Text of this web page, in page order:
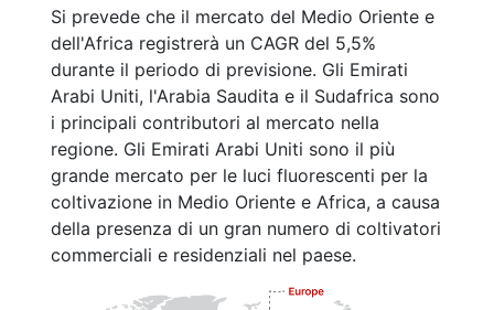
Si prevede che il mercato del Medio Oriente e
dell'Africa registrerà un CAGR del 5,5%
durante il periodo di previsione. Gli Emirati
Arabi Uniti, l'Arabia Saudita e il Sudafrica sono
i principali contributori al mercato nella
regione. Gli Emirati Arabi Uniti sono il più
grande mercato per le luci fluorescenti per la
coltivazione in Medio Oriente e Africa, a causa
della presenza di un gran numero di coltivatori
commerciali e residenziali nel paese.